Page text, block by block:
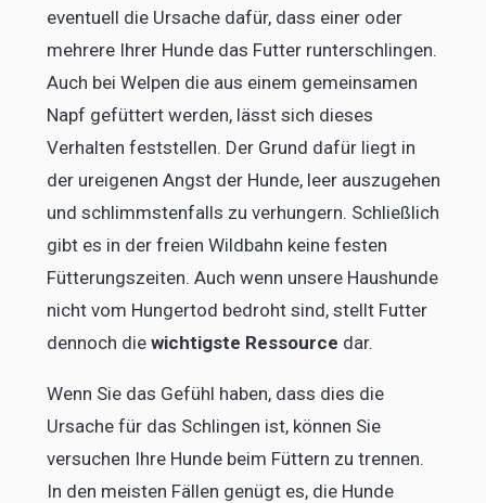
eventuell die Ursache dafür, dass einer oder
mehrere Ihrer Hunde das Futter runterschlingen.
Auch bei Welpen die aus einem gemeinsamen
Napf gefüttert werden, lässt sich dieses
Verhalten feststellen. Der Grund dafür liegt in
der ureigenen Angst der Hunde, leer auszugehen
und schlimmstenfalls zu verhungern. Schließlich
gibt es in der freien Wildbahn keine festen
Fütterungszeiten. Auch wenn unsere Haushunde
nicht vom Hungertod bedroht sind, stellt Futter
dennoch die wichtigste Ressource dar.
Wenn Sie das Gefühl haben, dass dies die
Ursache für das Schlingen ist, können Sie
versuchen Ihre Hunde beim Füttern zu trennen.
In den meisten Fällen genügt es, die Hunde